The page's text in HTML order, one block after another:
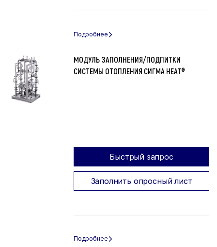
МОДУЛЬ ЗАПОЛНЕНИЯ/ПОДПИТКИ
СИСТЕМЫ ОТОПЛЕНИЯ СИГМА HEAT®
Быстрый запрос
Заполнить опросный лист